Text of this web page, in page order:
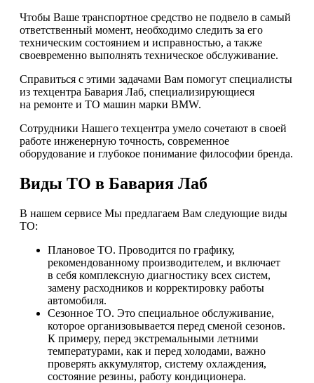
Чтобы Ваше транспортное средство не подвело в самый
ответственный момент, необходимо следить за его
техническим состоянием и исправностью, а также
своевременно выполнять техническое обслуживание.
Справиться с этими задачами Вам помогут специалисты
из техцентра Бавария Лаб, специализирующиеся
на ремонте и ТО машин марки BMW.
Сотрудники Нашего техцентра умело сочетают в своей
работе инженерную точность, современное
оборудование и глубокое понимание философии бренда.
Виды ТО в Бавария Лаб
В нашем сервисе Мы предлагаем Вам следующие виды
ТО:
Плановое ТО. Проводится по графику,
рекомендованному производителем, и включает
в себя комплексную диагностику всех систем,
замену расходников и корректировку работы
автомобиля.
Сезонное ТО. Это специальное обслуживание,
которое организовывается перед сменой сезонов.
К примеру, перед экстремальными летними
температурами, как и перед холодами, важно
проверять аккумулятор, систему охлаждения,
состояние резины, работу кондиционера.